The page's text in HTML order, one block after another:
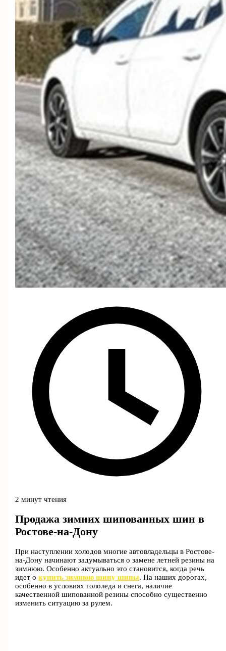
2 минут чтения
Продажа зимних шипованных шин в
Ростове-на-Дону
При наступлении холодов многие автовладельцы в Ростове-
на-Дону начинают задумываться о замене летней резины на
зимнюю. Особенно актуально это становится, когда речь
идет окупить зимнюю шину шипы. На наших дорогах,
особенно в условиях гололеда и снега, наличие
качественной шипованной резины способно существенно
изменить ситуацию за рулем.